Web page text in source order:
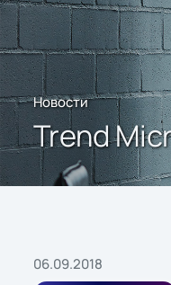
Новости
Trend
06.09.2018